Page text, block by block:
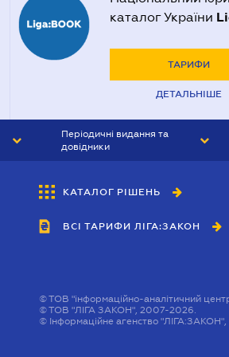
каталог України
ТАРИФИ
ДЕТАЛЬНІШЕ
Періодичні видання та
довідники
БУХГАЛТЕР&ЗАКОН
ВІСНИК МСФЗ
КАТАЛОГ РІШЕНЬ
ВСІ ТАРИФИ ЛІГА:ЗАКОН
©ТОВ "інформаційно-аналітичний
©ТОВ "ЛІГА ЗАКОН", 2007-2026.
© Інформаційне агенство